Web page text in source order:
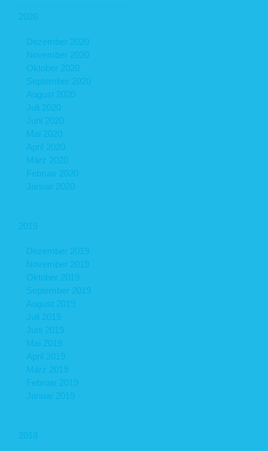
2020
Dezember 2020
November 2020
Oktober 2020
September 2020
August 2020
Juli 2020
Juni 2020
Mai 2020
April 2020
März 2020
Februar 2020
Januar 2020
2019
Dezember 2019
November 2019
Oktober 2019
September 2019
August 2019
Juli 2019
Juni 2019
Mai 2019
April 2019
März 2019
Februar 2019
Januar 2019
2018